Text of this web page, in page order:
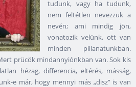
tudunk, vagy ha tudunk,
nem feltétlen nevezzük a
nevén; ami mindig jön,
vonatozik velünk, ott van
minden pillanatunkban.
prücök mindannyiónkban van. Sok kis
hézag, differencia, eltérés, másság,
e már, hogy mennyi más „disz” is van